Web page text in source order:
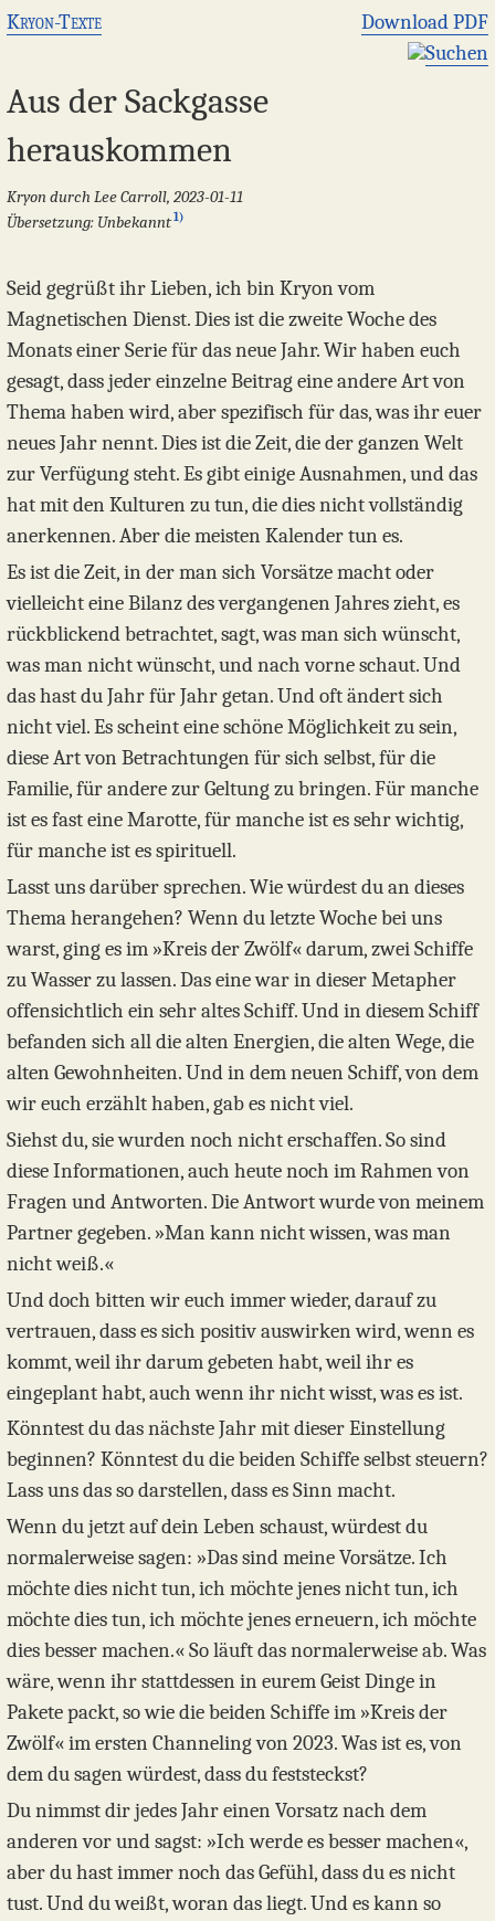
Kryon-Texte
Download PDF
Suchen
Aus der Sackgasse
herauskommen
Kryon durch Lee Carroll, 2023-01-11
Übersetzung: Unbekannt1)
Seid gegrüßt ihr Lieben, ich bin Kryon vom
Magnetischen Dienst. Dies ist die zweite Woche des
Monats einer Serie für das neue Jahr. Wir haben euch
gesagt, dass jeder einzelne Beitrag eine andere Art von
Thema haben wird, aber spezifisch für das, was ihr euer
neues Jahr nennt. Dies ist die Zeit, die der ganzen Welt
zur Verfügung steht. Es gibt einige Ausnahmen, und das
hat mit den Kulturen zu tun, die dies nicht vollständig
anerkennen. Aber die meisten Kalender tun es.
Es ist die Zeit, in der man sich Vorsätze macht oder
vielleicht eine Bilanz des vergangenen Jahres zieht, es
rückblickend betrachtet, sagt, was man sich wünscht,
was man nicht wünscht, und nach vorne schaut. Und
das hast du Jahr für Jahr getan. Und oft ändert sich
nicht viel. Es scheint eine schöne Möglichkeit zu sein,
diese Art von Betrachtungen für sich selbst, für die
Familie, für andere zur Geltung zu bringen. Für manche
ist es fast eine Marotte, für manche ist es sehr wichtig,
für manche ist es spirituell.
Lasst uns darüber sprechen. Wie würdest du an dieses
Thema herangehen? Wenn du letzte Woche bei uns
warst, ging es im »Kreis der Zwölf« darum, zwei Schiffe
zu Wasser zu lassen. Das eine war in dieser Metapher
offensichtlich ein sehr altes Schiff. Und in diesem Schiff
befanden sich all die alten Energien, die alten Wege, die
alten Gewohnheiten. Und in dem neuen Schiff, von dem
wir euch erzählt haben, gab es nicht viel.
Siehst du, sie wurden noch nicht erschaffen. So sind
diese Informationen, auch heute noch im Rahmen von
Fragen und Antworten. Die Antwort wurde von meinem
Partner gegeben. »Man kann nicht wissen, was man
nicht weiß.«
Und doch bitten wir euch immer wieder, darauf zu
vertrauen, dass es sich positiv auswirken wird, wenn es
kommt, weil ihr darum gebeten habt, weil ihr es
eingeplant habt, auch wenn ihr nicht wisst, was es ist.
Könntest du das nächste Jahr mit dieser Einstellung
beginnen? Könntest du die beiden Schiffe selbst steuern?
Lass uns das so darstellen, dass es Sinn macht.
Wenn du jetzt auf dein Leben schaust, würdest du
normalerweise sagen: »Das sind meine Vorsätze. Ich
möchte dies nicht tun, ich möchte jenes nicht tun, ich
möchte dies tun, ich möchte jenes erneuern, ich möchte
dies besser machen.« So läuft das normalerweise ab. Was
wäre, wenn ihr stattdessen in eurem Geist Dinge in
Pakete packt, so wie die beiden Schiffe im »Kreis der
Zwölf« im ersten Channeling von 2023. Was ist es, von
dem du sagen würdest, dass du feststeckst?
Du nimmst dir jedes Jahr einen Vorsatz nach dem
anderen vor und sagst: »Ich werde es besser machen«,
aber du hast immer noch das Gefühl, dass du es nicht
tust. Und du weißt, woran das liegt. Und es kann so